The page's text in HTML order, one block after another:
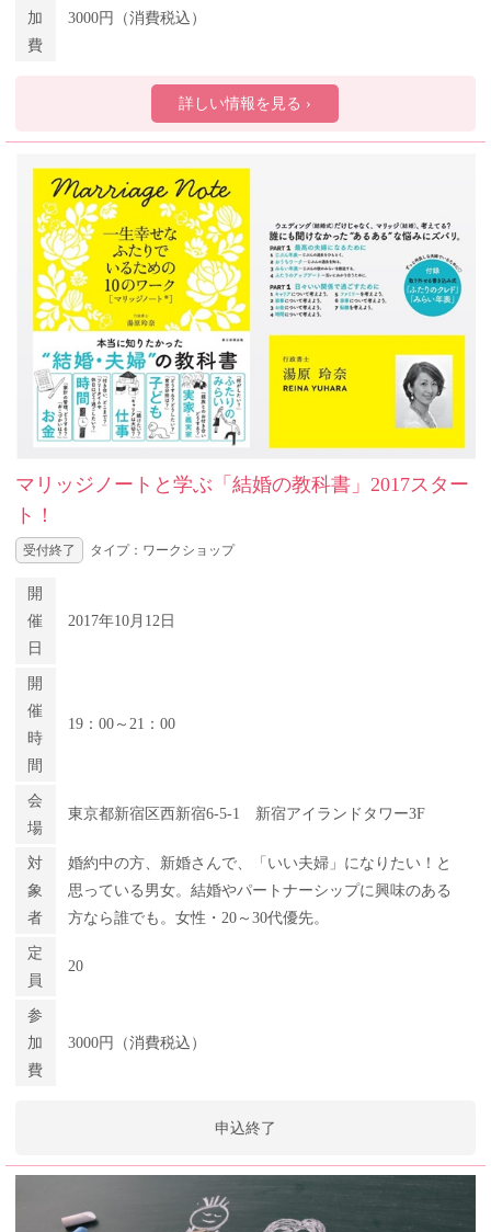
加
費
3000円（消費税込）
詳しい情報を見る ›
マリッジノートと学ぶ「結婚の教科書」2017スター
ト！
受付終了 タイプ：ワークショップ
開
催
日
2017年10月12日
開
催
時
間
19：00～21：00
会
場
東京都新宿区西新宿6-5-1 新宿アイランドタワー3F
対
象
者
婚約中の方、新婚さんで、「いい夫婦」になりたい！と
思っている男女。結婚やパートナーシップに興味のある
方なら誰でも。女性・20～30代優先。
定
員
20
参
加
費
3000円（消費税込）
申込終了